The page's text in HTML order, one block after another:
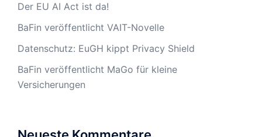
Der EU AI Act ist da!
BaFin veröffentlicht VAIT-Novelle
Datenschutz: EuGH kippt Privacy Shield
BaFin veröffentlicht MaGo für kleine
Versicherungen